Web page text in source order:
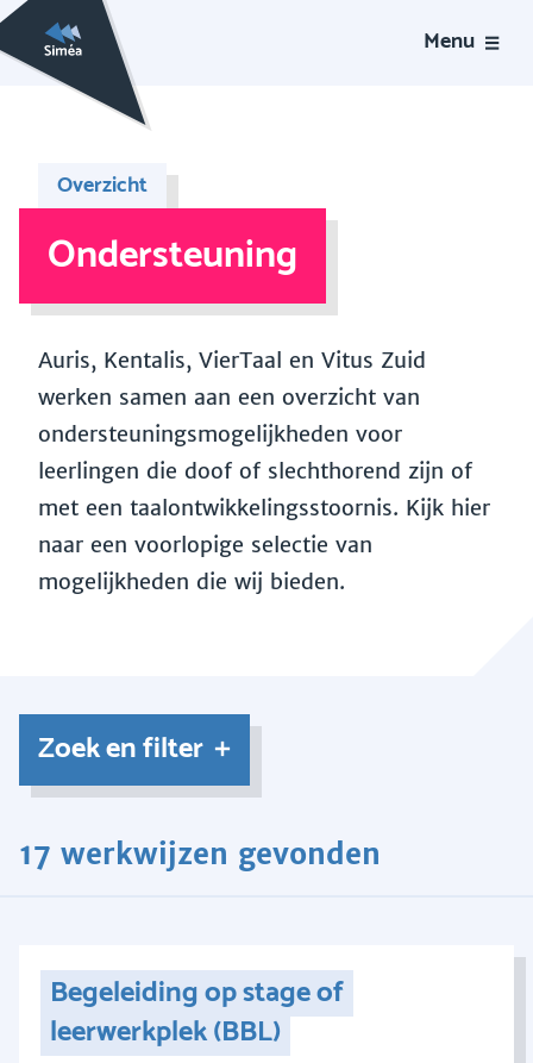
Menu
Overzicht
Ondersteuning
Auris, Kentalis, VierTaal en Vitus Zuid
werken samen aan een overzicht van
ondersteuningsmogelijkheden voor
leerlingen die doof of slechthorend zijn of
met een taalontwikkelingsstoornis. Kijk hier
naar een voorlopige selectie van
mogelijkheden die wij bieden.
Zoek en filter
17 werkwijzen gevonden
Begeleiding op stage of
leerwerkplek (BBL)